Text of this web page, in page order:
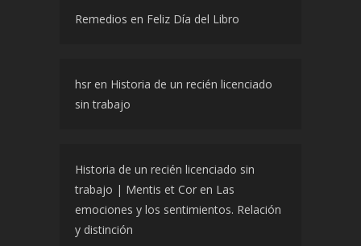
Remedios en Feliz Día del Libro
hsr en Historia de un recién licenciado
sin trabajo
Historia de un recién licenciado sin
trabajo | Mentis et Cor en Las
emociones y los sentimientos. Relación
y distinción